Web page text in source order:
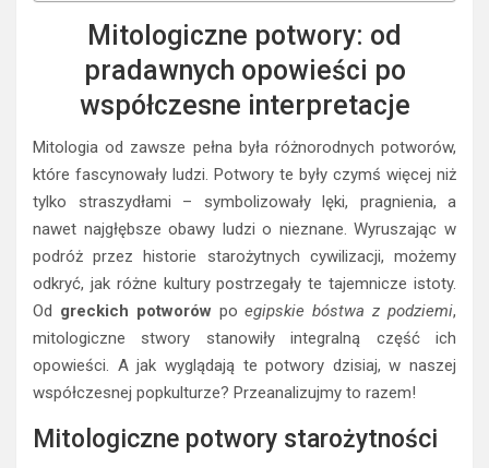
Mitologiczne potwory: od
pradawnych opowieści po
współczesne interpretacje
Mitologia od zawsze pełna była różnorodnych potworów,
które fascynowały ludzi. Potwory te były czymś więcej niż
tylko straszydłami – symbolizowały lęki, pragnienia, a
nawet najgłębsze obawy ludzi o nieznane. Wyruszając w
podróż przez historie starożytnych cywilizacji, możemy
odkryć, jak różne kultury postrzegały te tajemnicze istoty.
Od greckich potworówpoegipskie bóstwa z podziemi,
mitologiczne stwory stanowiły integralną część ich
opowieści. A jak wyglądają te potwory dzisiaj, w naszej
współczesnej popkulturze? Przeanalizujmy to razem!
Mitologiczne potwory starożytności